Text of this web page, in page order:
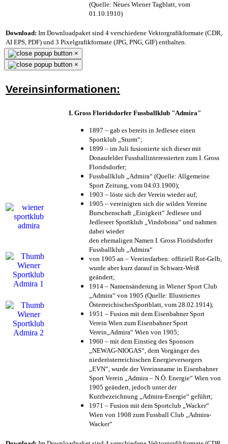
(Quelle: Neues Wiener Tagblatt, vom
01.10.1910)
Download: Im Downloadpaket sind 4 verschiedene Vektorgrafikformate (CDR,
AI EPS, PDF) und 3 Pixelgrafikformate (JPG, PNG, GIF) enthalten.
×
×
Vereinsinformationen:
I. Gross Floridsdorfer Fussballklub "Admira"
1897 – gab es bereits in Jedlesee einen
Sportklub „Sturm“;
1899 – im Juli fusionierte sich dieser mit
Donaufelder Fussballinteressierten zum I. Gross
Floridsdorfer;
Fussballklub „Admira“ (Quelle: Allgemeine
Sport Zeitung, vom 04.03.1900);
1903 – löste sich der Verein wieder auf;
1905 – vereinigten sich die wilden Vereine
Burschenschaft „Einigkeit“ Jedlesee und
Jedleseer Sportklub „Vindobona“ und nahmen
dabei wieder
den ehemaligen Namen I. Gross Floridsdorfer
Fussballklub „Admira“
von 1905 an – Vereinsfarben: offiziell Rot-Gelb,
wurde aber kurz darauf in Schwarz-Weiß
geändert;
1914 – Namensänderung in Wiener Sport Club
„Admira“ von 1905 (Quelle: Illustriertes
ÖsterreichischesSportblatt, vom 28.02.1914);
1951 – Fusion mit dem Eisenbahner Sport
Verein Wien zum Eisenbahner Sport
Verein„Admira“ Wien von 1905;
1960 – mit dem Einstieg des Sponsors
„NEWAG-NIOGAS“, dem Vorgänger des
niederösterreichischen Energieversorgers
„EVN“, wurde der Vereinsname in Eisenbahner
Sport Verein „Admira – N.Ö. Energie“ Wien von
1905 geändert, jedoch unter der
Kurzbezeichnung „Admira-Energie“ geführt;
1971 – Fusion mit dem Sportclub „Wacker“
Wien von 1908 zum Fussball Club „Admira-
Wacker“